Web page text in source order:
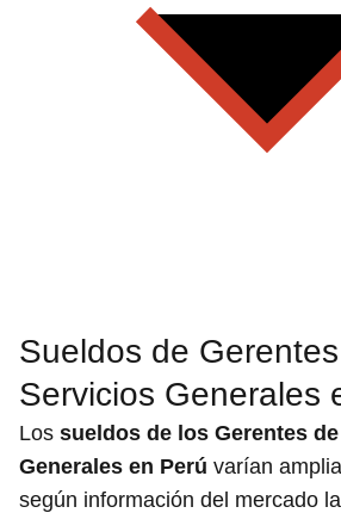
Sueldos de
Servicios Generales
Los sueldos de los Gerentes
Generales en Perú varían
según información del mercado